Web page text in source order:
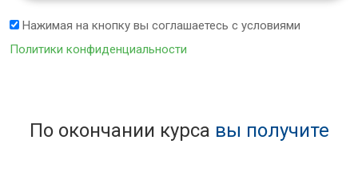
Нажимая на кнопку вы соглашаетесь с условиями
Политики конфиденциальности
По окончании курса вы получите